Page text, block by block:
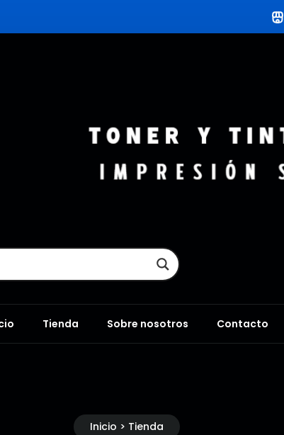
Tienda Sobre nosotros Contacto
Inicio > Tienda